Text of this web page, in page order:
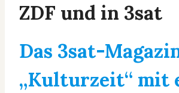
ZDF und in 3sat
Das 3sat-
„Kulturzeit“ mit